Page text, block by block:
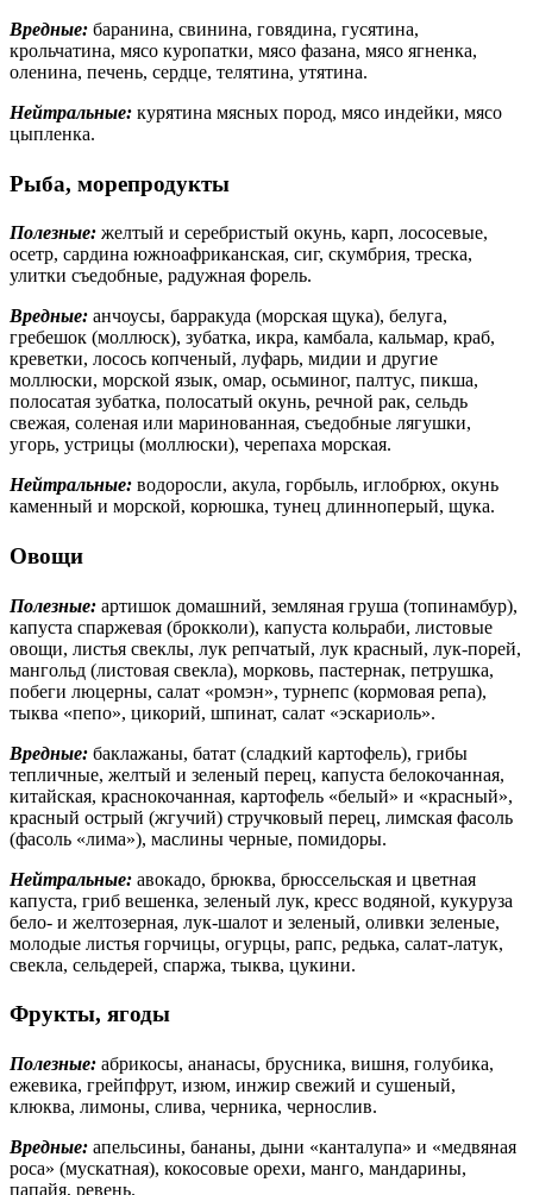
Вредные: баранина, свинина, говядина, гусятина,
крольчатина, мясо куропатки, мясо фазана, мясо ягненка,
оленина, печень, сердце, телятина, утятина.
Нейтральные: курятина мясных пород, мясо индейки, мясо
цыпленка.
Рыба, морепродукты
Полезные: желтый и серебристый окунь, карп, лососевые,
осетр, сардина южноафриканская, сиг, скумбрия, треска,
улитки съедобные, радужная форель.
Вредные: анчоусы, барракуда (морская щука), белуга,
гребешок (моллюск), зубатка, икра, камбала, кальмар, краб,
креветки, лосось копченый, луфарь, мидии и другие
моллюски, морской язык, омар, осьминог, палтус, пикша,
полосатая зубатка, полосатый окунь, речной рак, сельдь
свежая, соленая или маринованная, съедобные лягушки,
угорь, устрицы (моллюски), черепаха морская.
Нейтральные: водоросли, акула, горбыль, иглобрюх, окунь
каменный и морской, корюшка, тунец длинноперый, щука.
Овощи
Полезные: артишок домашний, земляная груша (топинамбур),
капуста спаржевая (брокколи), капуста кольраби, листовые
овощи, листья свеклы, лук репчатый, лук красный, лук-порей,
мангольд (листовая свекла), морковь, пастернак, петрушка,
побеги люцерны, салат «ромэн», турнепс (кормовая репа),
тыква «пепо», цикорий, шпинат, салат «эскариоль».
Вредные: баклажаны, батат (сладкий картофель), грибы
тепличные, желтый и зеленый перец, капуста белокочанная,
китайская, краснокочанная, картофель «белый» и «красный»,
красный острый (жгучий) стручковый перец, лимская фасоль
(фасоль «лима»), маслины черные, помидоры.
Нейтральные: авокадо, брюква, брюссельская и цветная
капуста, гриб вешенка, зеленый лук, кресс водяной, кукуруза
бело- и желтозерная, лук-шалот и зеленый, оливки зеленые,
молодые листья горчицы, огурцы, рапс, редька, салат-латук,
свекла, сельдерей, спаржа, тыква, цукини.
Фрукты, ягоды
Полезные: абрикосы, ананасы, брусника, вишня, голубика,
ежевика, грейпфрут, изюм, инжир свежий и сушеный,
клюква, лимоны, слива, черника, чернослив.
Вредные: апельсины, бананы, дыни «канталупа» и «медвяная
роса» (мускатная), кокосовые орехи, манго, мандарины,
папайя, ревень.